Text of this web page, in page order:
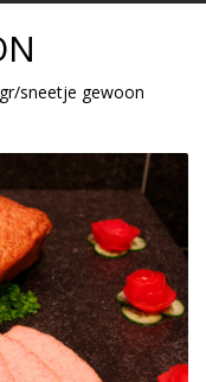
sneetje gewoon